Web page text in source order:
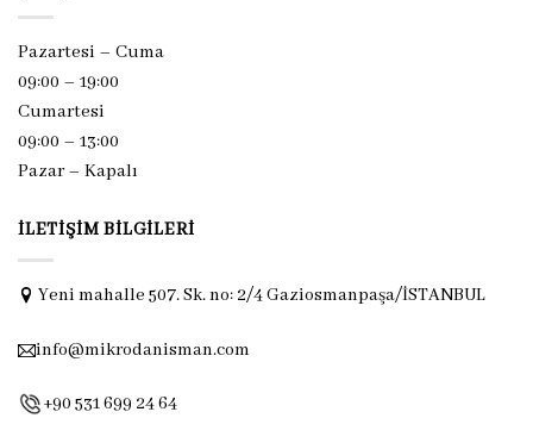
Pazartesi – Cuma
09:00 – 19:00
Cumartesi
09:00 – 13:00
Pazar – Kapalı
İLETIŞIM BILGILERI
Yeni mahalle 507. Sk. no: 2/4 Gaziosmanpaşa/İSTANBUL
info@mikrodanisman.com
+90 531 699 24 64